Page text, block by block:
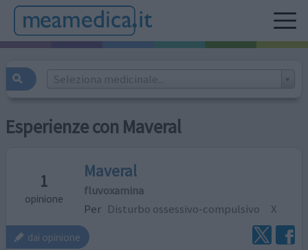
Seleziona medicinale...
Esperienze con Maveral
1
opinione
Maveral
fluvoxamina
Per Disturbo ossessivo-compulsivo X
dai opinione